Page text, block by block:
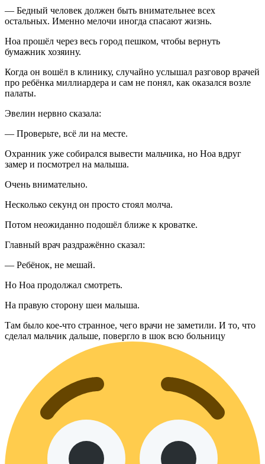
— Бедный человек должен быть внимательнее всех
остальных. Именно мелочи иногда спасают жизнь.
Ноа прошёл через весь город пешком, чтобы вернуть
бумажник хозяину.
Когда он вошёл в клинику, случайно услышал разговор врачей
про ребёнка миллиардера и сам не понял, как оказался возле
палаты.
Эвелин нервно сказала:
— Проверьте, всё ли на месте.
Охранник уже собирался вывести мальчика, но Ноа вдруг
замер и посмотрел на малыша.
Очень внимательно.
Несколько секунд он просто стоял молча.
Потом неожиданно подошёл ближе к кроватке.
Главный врач раздражённо сказал:
— Ребёнок, не мешай.
Но Ноа продолжал смотреть.
На правую сторону шеи малыша.
Там было кое-что странное, чего врачи не заметили. И то, что
сделал мальчик дальше, повергло в шок всю больницу